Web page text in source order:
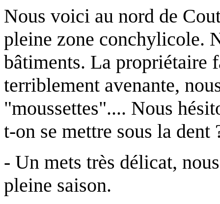
Nous voici au nord de
pleine zone conchylicole.
bâtiments. La propriétaire
terriblement avenante,
"moussettes".... Nous
t-on se mettre sous la dent
- Un mets très délicat,
pleine saison.